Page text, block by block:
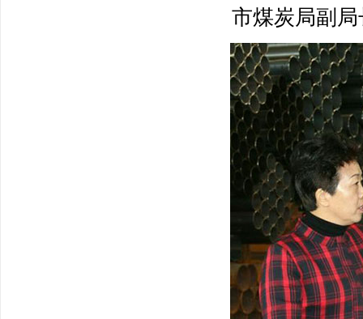
市煤炭局副